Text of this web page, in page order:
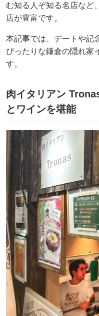
む知る人ぞ知る名店など
店が豊富です。
本記事では、デートや記
ぴったりな鎌倉の隠れ家
す。
肉イタリアン
とワインを堪能